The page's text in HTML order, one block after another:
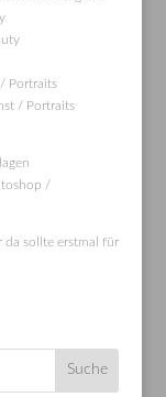
Portraits
/ Portraits
/
da sollte erstmal für